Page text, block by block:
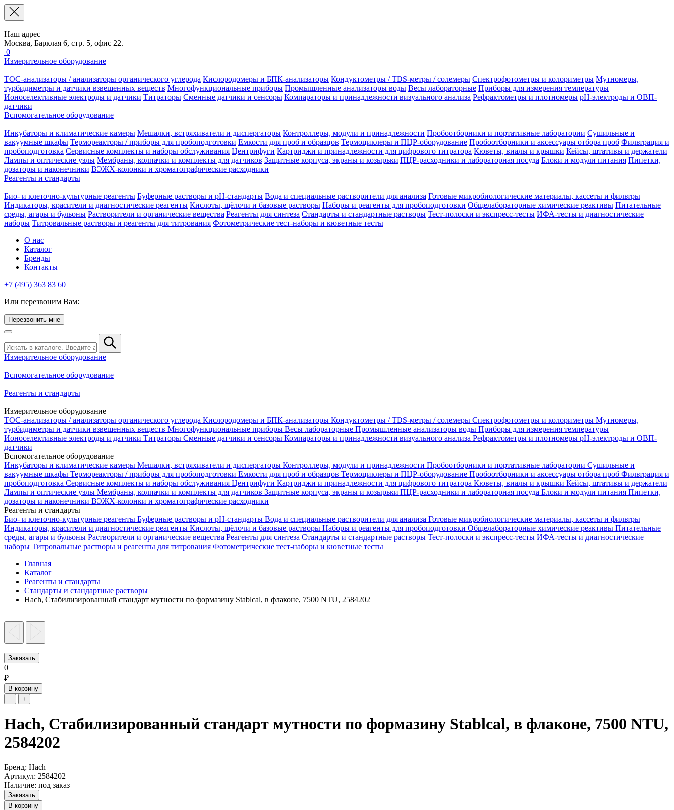
Наш адрес
Москва, Барклая 6, стр. 5, офис 22.
0
Измерительное оборудование
TOC-анализаторы / анализаторы органического углерода Кислородомеры и БПК-анализаторы Кондуктометры / TDS-метры / солемеры Спектрофотометры и колориметры Мутномеры,
турбидиметры и датчики взвешенных веществ Многофункциональные приборы Промышленные анализаторы воды Весы лабораторные Приборы для измерения температуры
Ионоселективные электроды и датчики Титраторы Сменные датчики и сенсоры Компараторы и принадлежности визуального анализа Рефрактометры и плотномеры pH-электроды и ОВП-
датчики
Вспомогательное оборудование
Инкубаторы и климатические камеры Мешалки, встряхиватели и диспергаторы Контроллеры, модули и принадлежности Пробоотборники и портативные лаборатории Сушильные и
вакуумные шкафы Термореакторы / приборы для пробоподготовки Емкости для проб и образцов Термоциклеры и ПЦР-оборудование Пробоотборники и аксессуары отбора проб Фильтрация и
пробоподготовка Сервисные комплекты и наборы обслуживания Центрифуги Картриджи и принадлежности для цифрового титратора Кюветы, виалы и крышки Кейсы, штативы и держатели
Лампы и оптические узлы Мембраны, колпачки и комплекты для датчиков Защитные корпуса, экраны и козырьки ПЦР-расходники и лабораторная посуда Блоки и модули питания Пипетки,
дозаторы и наконечники ВЭЖХ-колонки и хроматографические расходники
Реагенты и стандарты
Био- и клеточно-культурные реагенты Буферные растворы и pH-стандарты Вода и специальные растворители для анализа Готовые микробиологические материалы, кассеты и фильтры
Индикаторы, красители и диагностические реагенты Кислоты, щёлочи и базовые растворы Наборы и реагенты для пробоподготовки Общелабораторные химические реактивы Питательные
среды, агары и бульоны Растворители и органические вещества Реагенты для синтеза Стандарты и стандартные растворы Тест-полоски и экспресс-тесты ИФА-тесты и диагностические
наборы Титровальные растворы и реагенты для титрования Фотометрические тест-наборы и кюветные тесты
О нас
Каталог
Бренды
Контакты
+7 (495) 363 83 60
Или перезвоним Вам:
Перезвонить мне
Измерительное оборудование
Вспомогательное оборудование
Реагенты и стандарты
Измерительное оборудование
TOC-анализаторы / анализаторы органического углерода Кислородомеры и БПК-анализаторы Кондуктометры / TDS-метры / солемеры Спектрофотометры и колориметры Мутномеры,
турбидиметры и датчики взвешенных веществ Многофункциональные приборы Весы лабораторные Промышленные анализаторы воды Приборы для измерения температуры
Ионоселективные электроды и датчики Титраторы Сменные датчики и сенсоры Компараторы и принадлежности визуального анализа Рефрактометры и плотномеры pH-электроды и ОВП-
датчики
Вспомогательное оборудование
Инкубаторы и климатические камеры Мешалки, встряхиватели и диспергаторы Контроллеры, модули и принадлежности Пробоотборники и портативные лаборатории Сушильные и
вакуумные шкафы Термореакторы / приборы для пробоподготовки Емкости для проб и образцов Термоциклеры и ПЦР-оборудование Пробоотборники и аксессуары отбора проб Фильтрация и
пробоподготовка Сервисные комплекты и наборы обслуживания Центрифуги Картриджи и принадлежности для цифрового титратора Кюветы, виалы и крышки Кейсы, штативы и держатели
Лампы и оптические узлы Мембраны, колпачки и комплекты для датчиков Защитные корпуса, экраны и козырьки ПЦР-расходники и лабораторная посуда Блоки и модули питания Пипетки,
дозаторы и наконечники ВЭЖХ-колонки и хроматографические расходники
Реагенты и стандарты
Био- и клеточно-культурные реагенты Буферные растворы и pH-стандарты Вода и специальные растворители для анализа Готовые микробиологические материалы, кассеты и фильтры
Индикаторы, красители и диагностические реагенты Кислоты, щёлочи и базовые растворы Наборы и реагенты для пробоподготовки Общелабораторные химические реактивы Питательные
среды, агары и бульоны Растворители и органические вещества Реагенты для синтеза Стандарты и стандартные растворы Тест-полоски и экспресс-тесты ИФА-тесты и диагностические
наборы Титровальные растворы и реагенты для титрования Фотометрические тест-наборы и кюветные тесты
Главная
Каталог
Реагенты и стандарты
Стандарты и стандартные растворы
Hach, Стабилизированный стандарт мутности по формазину Stablcal, в флаконе, 7500 NTU, 2584202
Заказать
0
₽
В корзину
−
+
Hach, Стабилизированный стандарт мутности по формазину Stablcal, в флаконе, 7500 NTU,
2584202
Бренд: Hach
Артикул: 2584202
Наличие: под заказ
Заказать
В корзину